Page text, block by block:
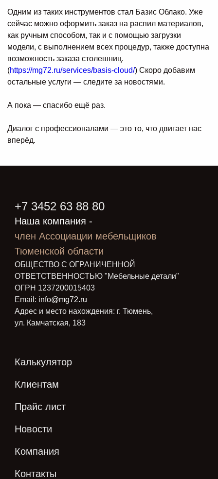
Одним из таких инструментов стал Базис Облако. Уже
сейчас можно оформить заказ на распил материалов,
как ручным способом, так и с помощью загрузки
модели, с выполнением всех процедур, также доступна
возможность заказа столешниц.
(https://mg72.ru/services/basis-cloud/) Скоро добавим
остальные услуги — следите за новостями.
А пока — спасибо ещё раз.
Диалог с профессионалами — это то, что двигает нас
вперёд.
+7 3452 63 88 80
Наша компания -
член Ассоциации мебельщиков
Тюменской области
ОБЩЕСТВО С ОГРАНИЧЕННОЙ
ОТВЕТСТВЕННОСТЬЮ "Мебельные детали"
ОГРН 1237200015403
Email: info@mg72.ru
Адрес и место нахождения: г. Тюмень,
ул. Камчатская, 183
Калькулятор
Клиентам
Прайс лист
Новости
Компания
Контакты